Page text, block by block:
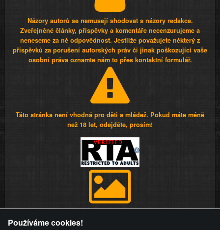
Názory autorů se nemusejí shodovat s názory redakce.
Zveřejněné články, příspěvky a komentáře necenzurujeme a
neneseme za ně odpovědnost. Jestliže považujete některý z
příspěvků za porušení autorských práv či jinak poškozující vaše
osobní práva oznamte nám to přes kontaktní formulář.
Táto stránka není vhodná pro děti a mládež. Pokud máte méně
než 18 let, odejděte, prosím!
videa a komentáře. Osoba, které se toto opatření provozovatele
Používáme cookies!